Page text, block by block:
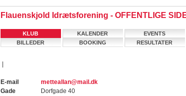
Flauenskjold Idrætsforening - OFFENTLIGE
KLUB KALENDER EVENTS
BILLEDER
BOOKING RESULTATER
E-mail
metteallan@mail.dk
Gade
Dorfgade 40